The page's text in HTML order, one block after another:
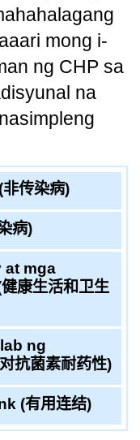
mong i-
ng CHP sa
na
传染病)
病)
at mga
康生活和卫生
ng
抗菌素耐药性)
(有用连结)